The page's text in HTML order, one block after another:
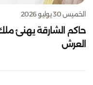
الخميس 30 يوليو 2026
حاكم الشارقة يهنئ
العرش